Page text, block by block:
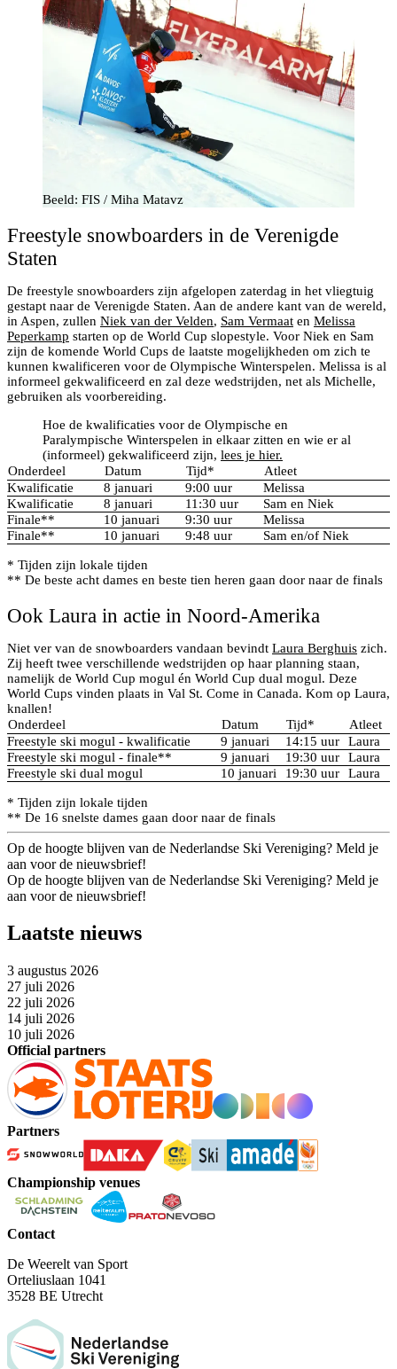
Beeld: FIS / Miha Matavz
Freestyle snowboarders in de Verenigde
Staten
De freestyle snowboarders zijn afgelopen zaterdag in het vliegtuig
gestapt naar de Verenigde Staten. Aan de andere kant van de wereld,
in Aspen, zullen Niek van der Velden, Sam Vermaat en Melissa
Peperkamp starten op de World Cup slopestyle. Voor Niek en Sam
zijn de komende World Cups de laatste mogelijkheden om zich te
kunnen kwalificeren voor de Olympische Winterspelen. Melissa is al
informeel gekwalificeerd en zal deze wedstrijden, net als Michelle,
gebruiken als voorbereiding.
Hoe de kwalificaties voor de Olympische en
Paralympische Winterspelen in elkaar zitten en wie er al
(informeel) gekwalificeerd zijn, lees je hier.
Onderdeel
Datum Tijd*
Atleet
Kwalificatie
8 januari 9:00 uur
Melissa
Kwalificatie
8 januari 11:30 uur
Sam en Niek
Finale**
10 januari 9:30 uur
Melissa
Finale**
10 januari 9:48 uur Sam en/of Niek
* Tijden zijn lokale tijden
** De beste acht dames en beste tien heren gaan door naar de finals
Ook Laura in actie in Noord-Amerika
Niet ver van de snowboarders vandaan bevindt Laura Berghuis zich.
Zij heeft twee verschillende wedstrijden op haar planning staan,
namelijk de World Cup mogul én World Cup dual mogul. Deze
World Cups vinden plaats in Val St. Come in Canada. Kom op Laura,
knallen!
Onderdeel
Datum Tijd*
Atleet
Freestyle ski mogul - kwalificatie
9 januari 14:15 uur
Laura
Freestyle ski mogul - finale**
9 januari 19:30 uur
Laura
Freestyle ski dual mogul
10 januari 19:30 uur Laura
* Tijden zijn lokale tijden
** De 16 snelste dames gaan door naar de finals
Op de hoogte blijven van de Nederlandse Ski Vereniging? Meld je
aan voor de nieuwsbrief!
Op de hoogte blijven van de Nederlandse Ski Vereniging? Meld je
aan voor de nieuwsbrief!
Laatste nieuws
3 augustus 2026
27 juli 2026
22 juli 2026
14 juli 2026
10 juli 2026
Official partners
Partners
Championship venues
Contact
De Weerelt van Sport
Orteliuslaan 1041
3528 BE Utrecht